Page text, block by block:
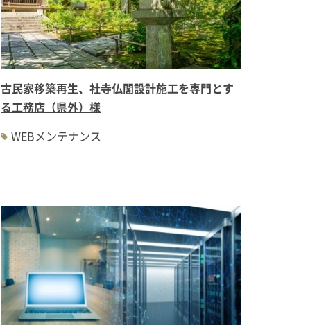
古民家移築再生、社寺仏閣設計施工を専門とす
る工務店（県外）様
WEBメンテナンス